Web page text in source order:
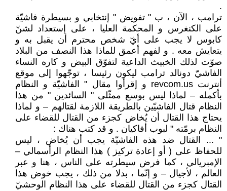
.
ترامب ، الآن ، ب " تفويض " إنتخابي و بسيطرة فاشيّة
على الكنغرس و المحكمة العليا ، على إستعداد لشنّ
كابوس لا يجب على أيّ شخص محترم أن يقبل به و
يتعايش معه . و لفهم أعمق للماذا هذا النصف من البلاد
صوّت لذلك الخبيث الداعية لتفوّق البيض و كاره النساء
الفاشيّ دونالد ترامب ليكون رئيسا ، توجّهوا إلى موقع
أنترنت revcom.us و إقرأوا مقال " الفاشيّة و النظام
بأكمله – لماذا ليس بوسع ممثّلى " السائدين " من هذا
النظام قتال الفاشيّين بالطريقة اللازمة لقتالهم – و لماذا
يحتاج هذا القتال أن يُخاض كجزء من القتال للقضاء على
النظام برمّته " لبوب أفاكيان . و قد كتب هناك :
" ... القتال ضد هذه الفاشيّة يجب أن يُخاض ، ليس
للحفاظ على ( أو إعادة تركيز ) هذا النظام الرأسمالي –
الإمبريالي ، كما فرض سيطرته على الناس ، هنا و عبر
العالم ، لأجيال – و إنّما ، بدلا من ذلك ، يجب خوض هذا
القتال كجزء من القتال للقضاء على هذا النظام الوحشيّ